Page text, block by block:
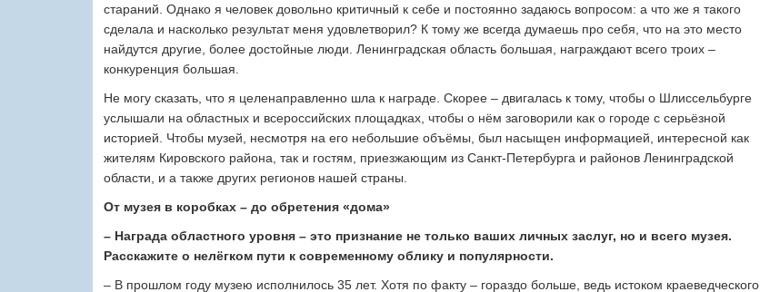
стараний. Однако я человек довольно критичный к себе и постоянно задаюсь вопросом: а что же я такого
сделала и насколько результат меня удовлетворил? К тому же всегда думаешь про себя, что на это место
найдутся другие, более достойные люди. Ленинградская область большая, награждают всего троих –
конкуренция большая.
Не могу сказать, что я целенаправленно шла к награде. Скорее – двигалась к тому, чтобы о Шлиссельбурге
услышали на областных и всероссийских площадках, чтобы о нём заговорили как о городе с серьёзной
историей. Чтобы музей, несмотря на его небольшие объёмы, был насыщен информацией, интересной как
жителям Кировского района, так и гостям, приезжающим из Санкт-Петербурга и районов Ленинградской
области, и а также других регионов нашей страны.
От музея в коробках – до обретения «дома»
– Награда областного уровня – это признание не только ваших личных заслуг, но и всего музея.
Расскажите о нелёгком пути к современному облику и популярности.
– В прошлом году музею исполнилось 35 лет. Хотя по факту – гораздо больше, ведь истоком краеведческого